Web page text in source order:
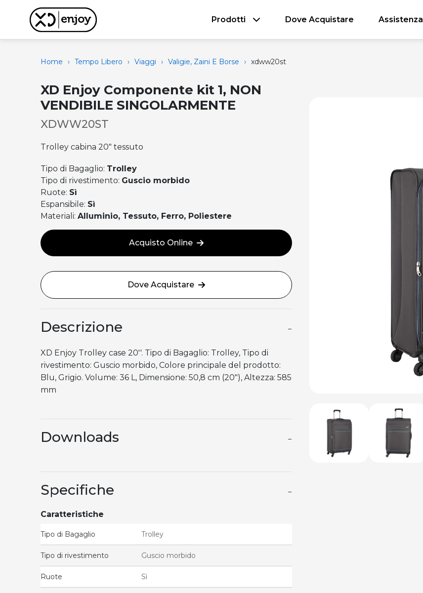
Prodotti Dove Acquistare Assistenza
Home › Tempo Libero › Viaggi › Valigie, Zaini E Borse › xdww20st
XD Enjoy Componente kit 1, NON
VENDIBILE SINGOLARMENTE
XDWW20ST
Trolley cabina 20" tessuto
Tipo di Bagaglio: Trolley
Tipo di rivestimento: Guscio morbido
Ruote: Sì
Espansibile: Sì
Materiali:Alluminio, Tessuto, Ferro, Poliestere
Acquisto Online
Dove Acquistare
Descrizione −
XD Enjoy Trolley case 20''. Tipo di Bagaglio: Trolley, Tipo di
rivestimento: Guscio morbido, Colore principale del prodotto:
Blu, Grigio. Volume: 36 L, Dimensione: 50,8 cm (20"), Altezza: 585
mm
Downloads −
Specifiche −
Caratteristiche
Tipo di Bagaglio Trolley
Tipo di rivestimento Guscio morbido
Ruote Sì